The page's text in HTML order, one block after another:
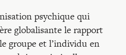
psychique qui
globalisante le rapport
groupe et l’individu en